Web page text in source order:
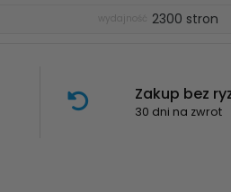
2300 stron
Zakup bez
30 dni na zwrot